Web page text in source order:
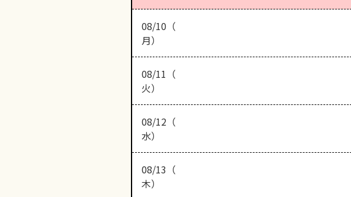
08/10（
月）
08/11（
火）
08/12（
水）
08/13（
木）